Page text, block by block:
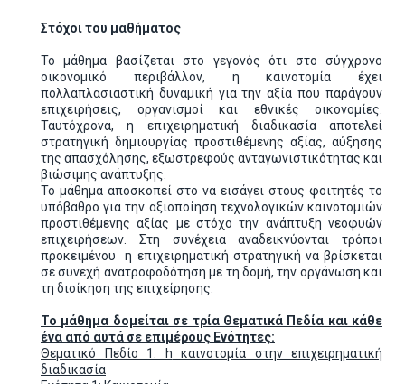
Στόχοι του μαθήματος
Το μάθημα βασίζεται στο γεγονός ότι στο σύγχρονο
οικονομικό περιβάλλον, η καινοτομία έχει
πολλαπλασιαστική δυναμική για την αξία που παράγουν
επιχειρήσεις, οργανισμοί και εθνικές οικονομίες.
Ταυτόχρονα, η επιχειρηματική διαδικασία αποτελεί
στρατηγική δημιουργίας προστιθέμενης αξίας, αύξησης
της απασχόλησης, εξωστρεφούς ανταγωνιστικότητας και
βιώσιμης ανάπτυξης.
Το μάθημα αποσκοπεί στο να εισάγει στους φοιτητές το
υπόβαθρο για την αξιοποίηση τεχνολογικών καινοτομιών
προστιθέμενης αξίας με στόχο την ανάπτυξη νεοφυών
επιχειρήσεων. Στη συνέχεια αναδεικνύονται τρόποι
προκειμένου η επιχειρηματική στρατηγική να βρίσκεται
σε συνεχή ανατροφοδότηση με τη δομή, την οργάνωση και
τη διοίκηση της επιχείρησης.
Το μάθημα δομείται σε τρία Θεματικά Πεδία και κάθε
ένα από αυτά σε επιμέρους Ενότητες:
Θεματικό Πεδίο 1:
h καινοτομία στην επιχειρηματική
διαδικασία